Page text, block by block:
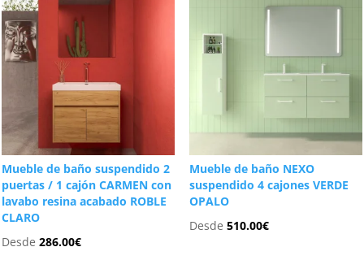
Mueble de baño suspendido 2
puertas / 1 cajón CARMEN con
lavabo resina acabado ROBLE
CLARO
Desde286.00€
Mueble de baño NEXO
suspendido 4 cajones VERDE
OPALO
Desde 510.00€